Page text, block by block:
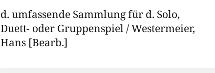
d. umfassende Sammlung für d. Solo,
Duett- oder Gruppenspiel / Westermeier,
Hans [Bearb.]